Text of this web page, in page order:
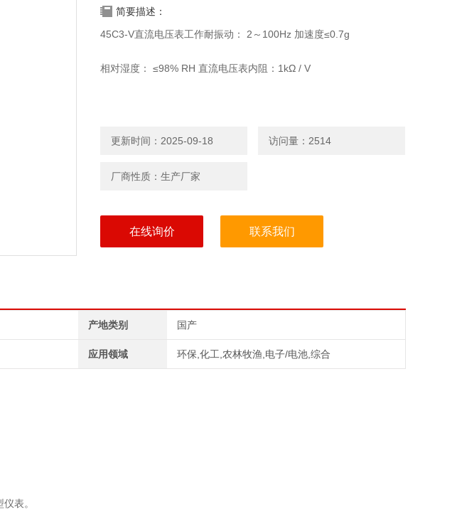
简要描述：
45C3-V直流电压表工作耐振动： 2～100Hz 加速度≤0.7g
相对湿度： ≤98% RH 直流电压表内阻：1kΩ / V
更新时间：2025-09-18 访问量：2514
厂商性质：生产厂家
在线询价 联系我们
产地类别 国产
应用领域 环保,化工,农林牧渔,电子/电池,综合
表。